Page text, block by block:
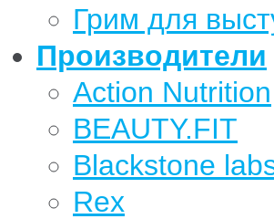
Грим для
Производители
Action Nutrition
BEAUTY.FIT
Blackstone
Rex